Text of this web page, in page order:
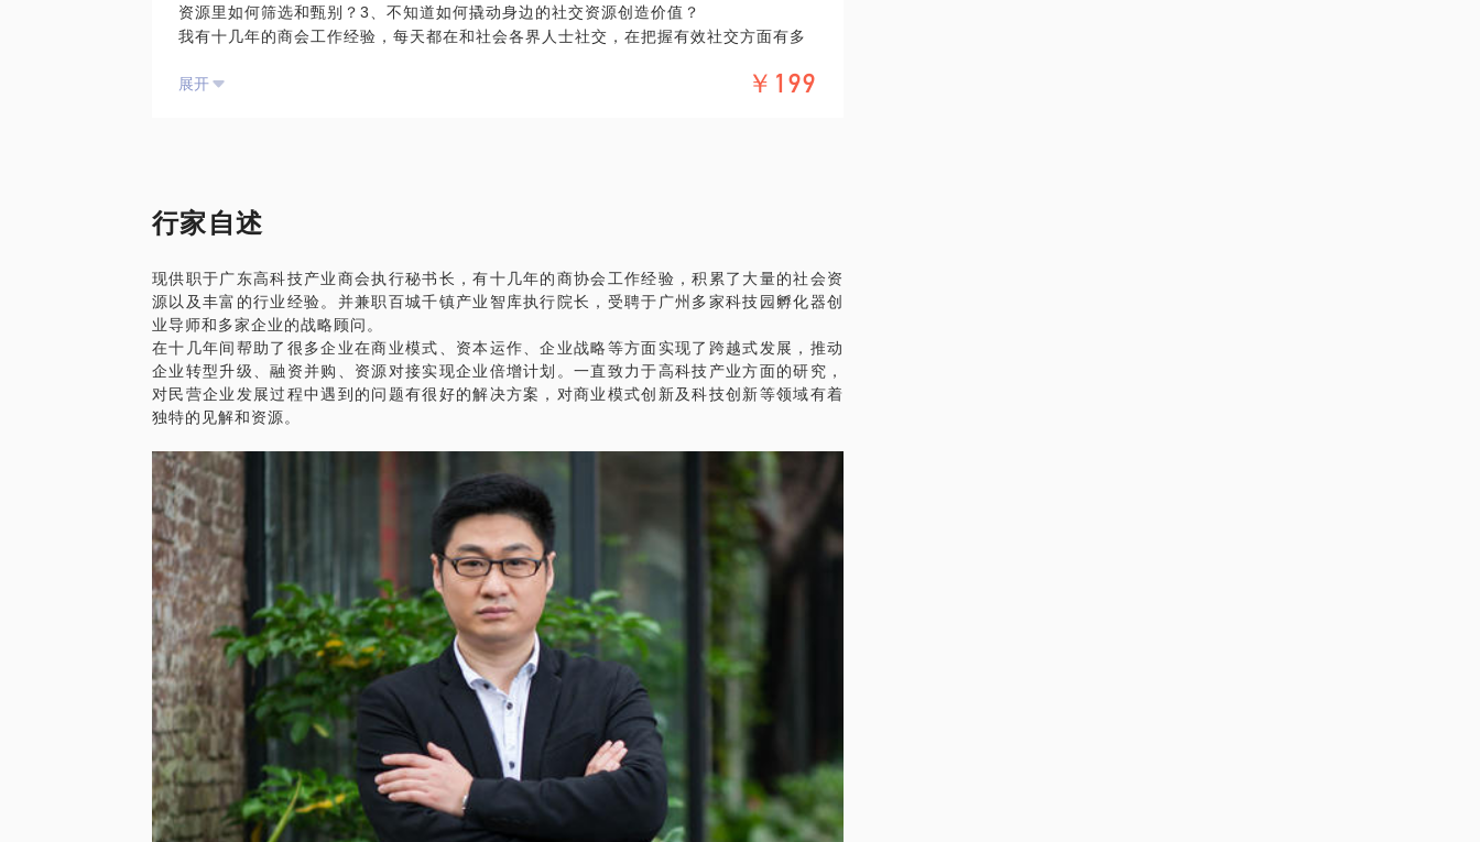
结合自身资源与能力，如技术专利、独特渠道、行业关系等，确定能够长期立足且具有
扩展性的战略方向。例如，如果团队在技术研发上有深厚积累，可定位为技术驱动型创
我商会有六支私募基金和三个投资公司，我创造的“科技成果转化0到1模式”，目前在医
资源里如何筛选和甄别？3、不知道如何撬动身边的社交资源创造价值？
我有十几年的商会工作经验，每天都在和社会各界人士社交，在把握有效社交方面有多
PS.在选择与我见面前，请把你的问题更具体化。毕竟一小时的谈话只能解决一个小问
展开 ￥199
行家自述
现供职于广东高科技产业商会执行秘书长，有十几年的商协会工作经验，积累了大量的社会资
源以及丰富的行业经验。并兼职百城千镇产业智库执行院长，受聘于广州多家科技园孵化器创
业导师和多家企业的战略顾问。
在十几年间帮助了很多企业在商业模式、资本运作、企业战略等方面实现了跨越式发展，推动
企业转型升级、融资并购、资源对接实现企业倍增计划。一直致力于高科技产业方面的研究，
对民营企业发展过程中遇到的问题有很好的解决方案，对商业模式创新及科技创新等领域有着
独特的见解和资源。